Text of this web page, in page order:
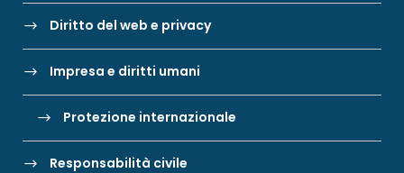
Diritto del web e privacy
Impresa e diritti umani
Protezione internazionale
Responsabilità civile